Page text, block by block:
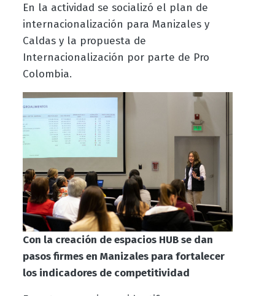
En la actividad se socializó el plan de
internacionalización para Manizales y
Caldas y la propuesta de
Internacionalización por parte de Pro
Colombia.
Con la creación de espacios HUB se dan
pasos firmes en Manizales para fortalecer
los indicadores de competitividad